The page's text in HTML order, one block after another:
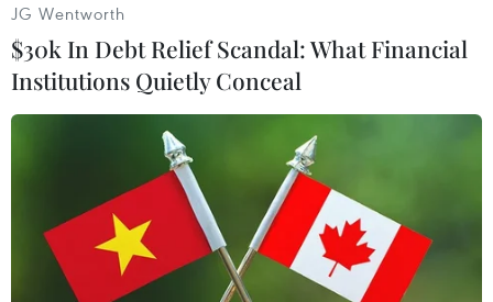
Theo dõi VietnamPlus
TIN LIÊN QUAN
JG Wentworth
$30k In Debt Relief Scandal: What Financial
Institutions Quietly Conceal